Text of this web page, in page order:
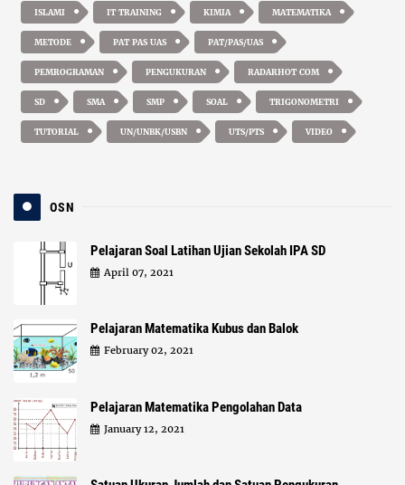
ISLAMI IT TRAINING KIMIA MATEMATIKA
METODE PAT PAS UAS PAT/PAS/UAS
PEMROGRAMAN PENGUKURAN RADARHOT COM
SD SMA SMP SOAL TRIGONOMETRI
TUTORIAL UN/UNBK/USBN UTS/PTS VIDEO
OSN
Pelajaran Soal Latihan Ujian Sekolah IPA SD
April 07, 2021
Pelajaran Matematika Kubus dan Balok
February 02, 2021
Pelajaran Matematika Pengolahan Data
January 12, 2021